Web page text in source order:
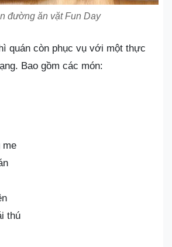
đường ăn vặt Fun Day
quán còn phục vụ với một thực
Bao gồm các món:
me
thú